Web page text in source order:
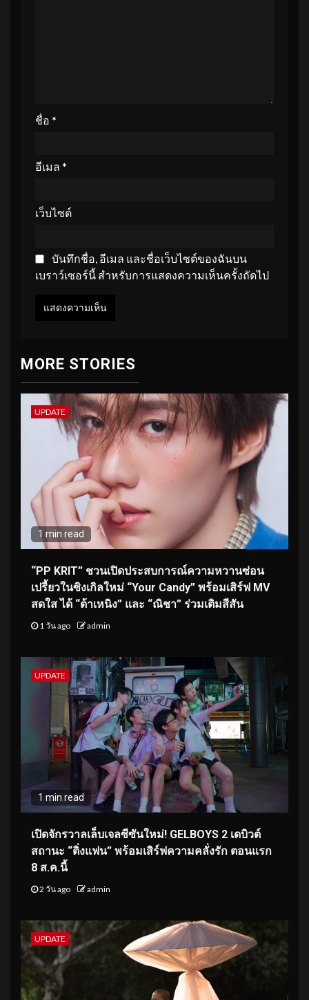
ชื่อ *
อีเมล *
เว็บไซต์
บันทึกชื่อ, อีเมล และชื่อเว็บไซต์ของฉันบน
เบราว์เซอร์นี้ สำหรับการแสดงความเห็นครั้งถัดไป
MORE STORIES
UPDATE
1 min read
“PP KRIT” ชวนเปิดประสบการณ์ความหวานซ่อน
เปรี้ยวในซิงเกิลใหม่ “Your Candy” พร้อมเสิร์ฟ MV
สดใส ได้ “ต้าเหนิง” และ “ณิชา” ร่วมเติมสีสัน
1 วัน ago admin
UPDATE
1 min read
เปิดจักรวาลเล็บเจลซีซันใหม่! GELBOYS 2 เดบิวต์
สถานะ “ติ่งแฟน” พร้อมเสิร์ฟความคลั่งรัก ตอนแรก
8 ส.ค.นี้
2 วัน ago admin
UPDATE